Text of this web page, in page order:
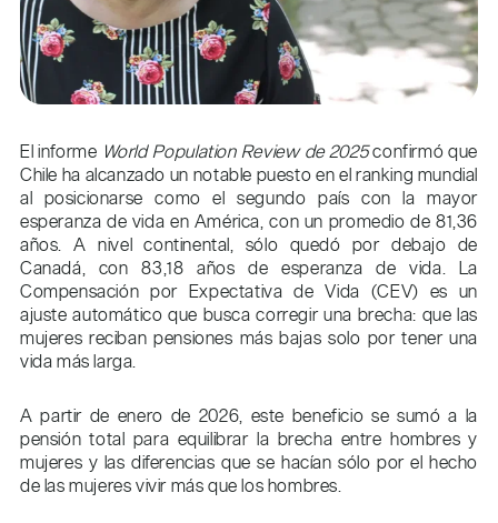
El informe World Population Review de 2025confirmó que
Chile ha alcanzado un notable puesto en el ranking mundial
al posicionarse como el segundo país con la mayor
esperanza de vida en América, con un promedio de 81,36
años. A nivel continental, sólo quedó por debajo de
Canadá, con 83,18 años de esperanza de vida. La
Compensación por Expectativa de Vida (CEV) es un
ajuste automático que busca corregir una brecha: que las
mujeres reciban pensiones más bajas solo por tener una
vida más larga.
A partir de enero de 2026, este beneficio se sumó a la
pensión total para equilibrar la brecha entre hombres y
mujeres y las diferencias que se hacían sólo por el hecho
de las mujeres vivir más que los hombres.